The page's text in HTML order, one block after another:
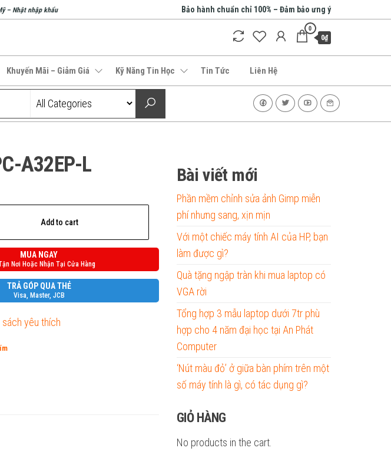
– Nhật nhập khẩu Bảo hành chuẩn chỉ 100% – Đảm bảo ưng ý
0
0₫
Khuyến Mãi – Giảm Giá Kỹ Năng Tin Học Tin Tức Liên Hệ
A32EP-L
Add to cart
MUA NGAY
Nơi Hoặc Nhận Tại Cửa Hàng
TRẢ GÓP QUA THẺ
Visa, Master, JCB
yêu thích
Bài viết mới
Phần mềm chỉnh sửa ảnh Gimp miễn
phí nhưng sang, xịn mịn
Với một chiếc máy tính AI của HP, bạn
làm được gì?
Quà tặng ngập tràn khi mua laptop có
VGA rời
Tổng hợp 3 mẫu laptop dưới 7tr phù
hợp cho 4 năm đại học tại An Phát
Computer
‘Nút màu đỏ’ ở giữa bàn phím trên một
số máy tính là gì, có tác dụng gì?
GIỎ HÀNG
No products in the cart.